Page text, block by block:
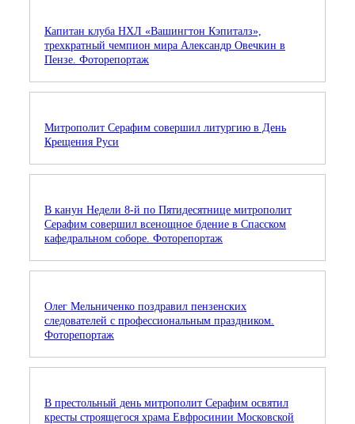
Капитан клуба НХЛ «Вашингтон Кэпиталз»,
трехкратный чемпион мира Александр Овечкин в
Пензе. Фоторепортаж
Митрополит Серафим совершил литургию в День
Крещения Руси
В канун Недели 8-й по Пятидесятнице митрополит
Серафим совершил всенощное бдение в Спасском
кафедральном соборе. Фоторепортаж
Олег Мельниченко поздравил пензенских
следователей с профессиональным праздником.
Фоторепортаж
В престольный день митрополит Серафим освятил
кресты строящегося храма Евфросинии Московской